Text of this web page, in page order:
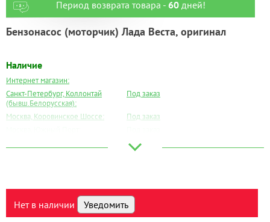
Период возврата товара - 60дней!
Бензонасос (моторчик) Лада Веста, оригинал
Наличие
Интернет магазин:
Санкт-Петербург, Коллонтай
(бывш.Белорусская):
Под заказ
Москва, Коровинское Шоссе:
Под заказ
Под заказ
Под заказ
Тюмень:
Под заказ
Нет в наличии Уведомить